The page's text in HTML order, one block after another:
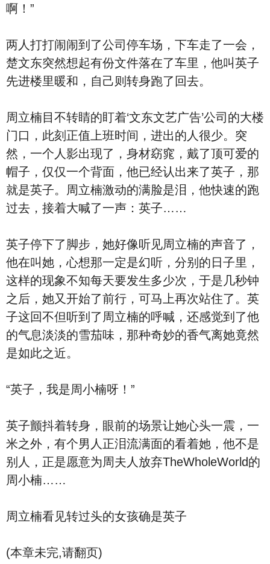
啊！”
两人打打闹闹到了公司停车场，下车走了一会，
楚文东突然想起有份文件落在了车里，他叫英子
先进楼里暖和，自己则转身跑了回去。
周立楠目不转睛的盯着‘文东文艺广告’公司的大楼
门口，此刻正值上班时间，进出的人很少。突
然，一个人影出现了，身材窈窕，戴了顶可爱的
帽子，仅仅一个背面，他已经认出来了英子，那
就是英子。周立楠激动的满脸是泪，他快速的跑
过去，接着大喊了一声：英子……
英子停下了脚步，她好像听见周立楠的声音了，
他在叫她，心想那一定是幻听，分别的日子里，
这样的现象不知每天要发生多少次，于是几秒钟
之后，她又开始了前行，可马上再次站住了。英
子这回不但听到了周立楠的呼喊，还感觉到了他
的气息淡淡的雪茄味，那种奇妙的香气离她竟然
是如此之近。
“英子，我是周小楠呀！”
英子颤抖着转身，眼前的场景让她心头一震，一
米之外，有个男人正泪流满面的看着她，他不是
别人，正是愿意为周夫人放弃TheWholeWorld的
周小楠……
周立楠看见转过头的女孩确是英子
(本章未完,请翻页)